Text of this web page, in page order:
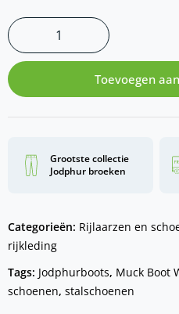
Toevoegen
Grootste collectie
Jodphur broeken
Categorieën: Rijlaarzen en
rijkleding
Tags: Jodphurboots, Muck Boot
schoenen, stalschoenen